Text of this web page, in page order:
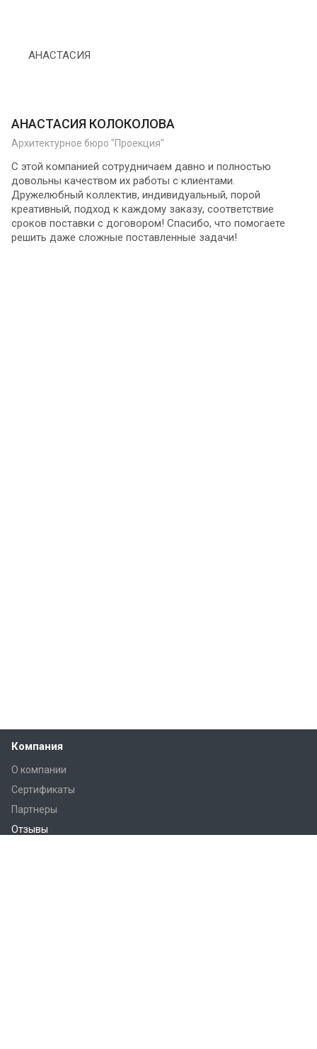
АНАСТАСИЯ КОЛОКОЛОВА
Архитектурное бюро "Проекция"
С этой компанией сотрудничаем давно и полностью
довольны качеством их работы с клиентами.
Дружелюбный коллектив, индивидуальный, порой
креативный, подход к каждому заказу, соответствие
сроков поставки с договором! Спасибо, что помогаете
решить даже сложные поставленные задачи!
Компания
О компании
Сертификаты
Партнеры
Отзывы